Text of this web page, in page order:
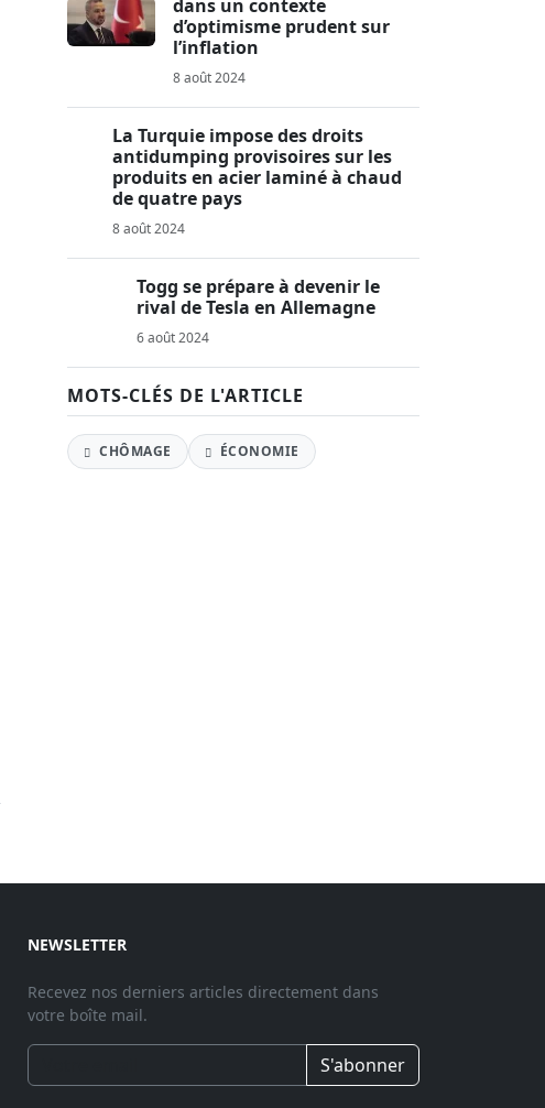
dans un contexte
d’optimisme prudent sur
l’inflation
8 août 2024
La Turquie impose des droits
antidumping provisoires sur les
produits en acier laminé à chaud
de quatre pays
8 août 2024
Togg se prépare à devenir le
rival de Tesla en Allemagne
6 août 2024
MOTS-CLÉS DE L'ARTICLE
CHÔMAGE ÉCONOMIE
NEWSLETTER
Recevez nos derniers articles directement dans
votre boîte mail.
S'abonner